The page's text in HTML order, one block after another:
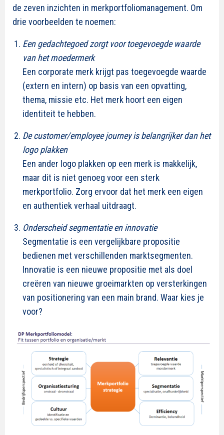
de zeven inzichten in merkportfoliomanagement. Om
drie voorbeelden te noemen:
Een gedachtegoed zorgt voor toegevoegde waarde
van het moedermerk
Een corporate merk krijgt pas toegevoegde waarde
(extern en intern) op basis van een opvatting,
thema, missie etc. Het merk hoort een eigen
identiteit te hebben.
De customer/employee journey is belangrijker dan het
logo plakken
Een ander logo plakken op een merk is makkelijk,
maar dit is niet genoeg voor een sterk
merkportfolio. Zorg ervoor dat het merk een eigen
en authentiek verhaal uitdraagt.
Onderscheid segmentatie en innovatie
Segmentatie is een vergelijkbare propositie
bedienen met verschillenden marktsegmenten.
Innovatie is een nieuwe propositie met als doel
creëren van nieuwe groeimarkten op versterkingen
van positionering van een main brand. Waar kies je
voor?